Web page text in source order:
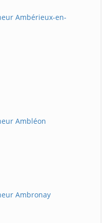
Ambérieux-en-
Ambléon
Ambronay